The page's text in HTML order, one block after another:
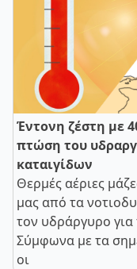
Έντονη ζέστη με
πτώση του
καταιγίδων
Θερμές αέριες
μας από τα
τον υδράργυρο
Σύμφωνα με τα
οι